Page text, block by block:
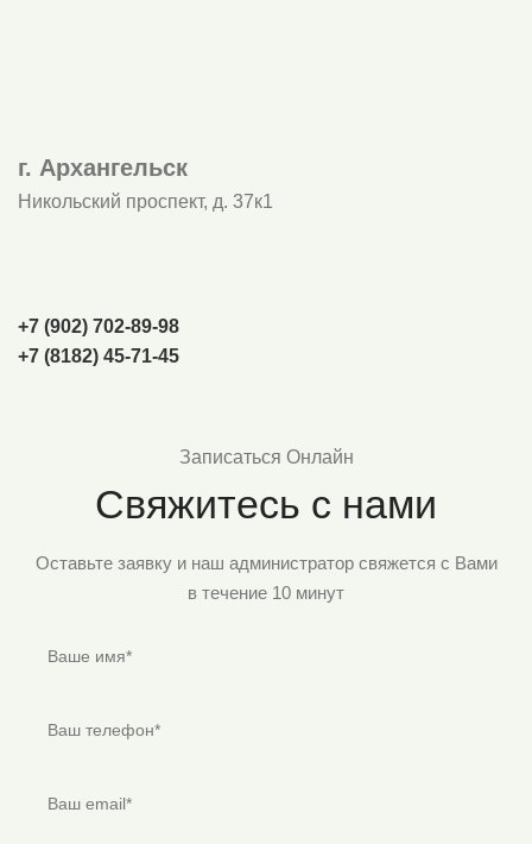
г. Архангельск
Никольский проспект, д. 37к1
+7 (902) 702‑89-98
+7 (8182) 45-71-45
Записаться Онлайн
Свяжитесь с нами
Оставьте заявку и наш администратор свяжется с Вами
в течение 10 минут